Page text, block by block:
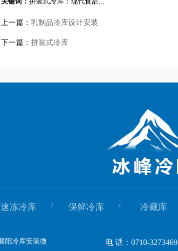
上一篇： 乳制品冷库设计安装
下一篇： 拼装式冷库
速冻冷库 / 保鲜冷库 / 冷藏库
电 话：0710-3273469